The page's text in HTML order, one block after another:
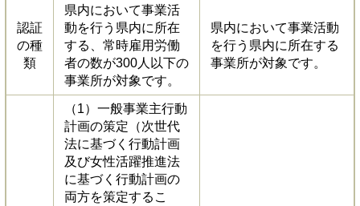
認証
の種
類
県内において事業活
動を行う県内に所在
する、常時雇用労働
者の数が300人以下の
事業所が対象です。
県内において事業活動
を行う県内に所在する
事業所が対象です。
（1）一般事業主行動
計画の策定（次世代
法に基づく行動計画
及び女性活躍推進法
に基づく行動計画の
両方を策定するこ